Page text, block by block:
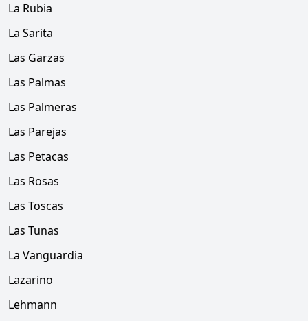
La Rubia
La Sarita
Las Garzas
Las Palmas
Las Palmeras
Las Parejas
Las Petacas
Las Rosas
Las Toscas
Las Tunas
La Vanguardia
Lazarino
Lehmann